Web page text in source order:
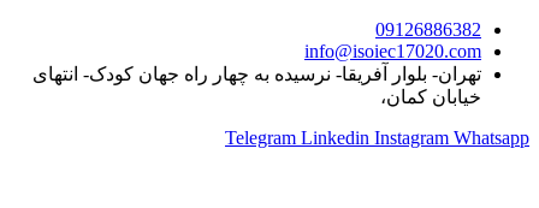
09126886382
info@isoiec17020.com
تهران- بلوار آفریقا- نرسیده به چهار راه جهان کودک- انتهای
خیابان کمان،
Telegram Linkedin Instagram Whatsapp